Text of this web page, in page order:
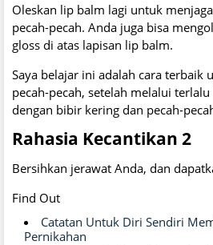
Oleskan lip balm lagi untuk
pecah-pecah. Anda juga bisa
gloss di atas lapisan lip balm.
Saya belajar ini adalah cara terbaik
pecah-pecah, setelah melalui
dengan bibir kering dan pecah-
Rahasia Kecantikan 2
Bersihkan jerawat Anda, dan
Find Out
Catatan Untuk Diri Sendiri
Pernikahan